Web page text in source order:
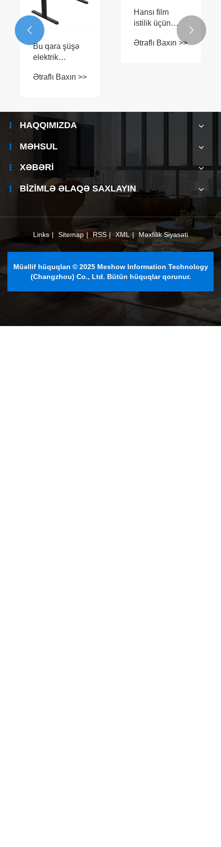
Bu qara şüşə
elektrik
ofisinizin
şık
təkmilləşdirilə
Ətraflı Baxın >>
Hansı film
istilik üçün
Ətraflı Baxın >>
 
HAQQIMIZDA
MƏHSUL
XƏBƏRI
BIZIMLƏ ƏLAQƏ SAXLAYIN
Links | Sitemap | RSS | XML | Məxfilik Siyasəti
Müəllif hüquqları © 2025 Meshow Information Technology
(Changzhou) Co., Ltd. Bütün hüquqlar qorunur.